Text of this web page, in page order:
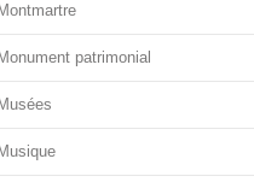
Montmartre
Monument patrimonial
Musées
Musique